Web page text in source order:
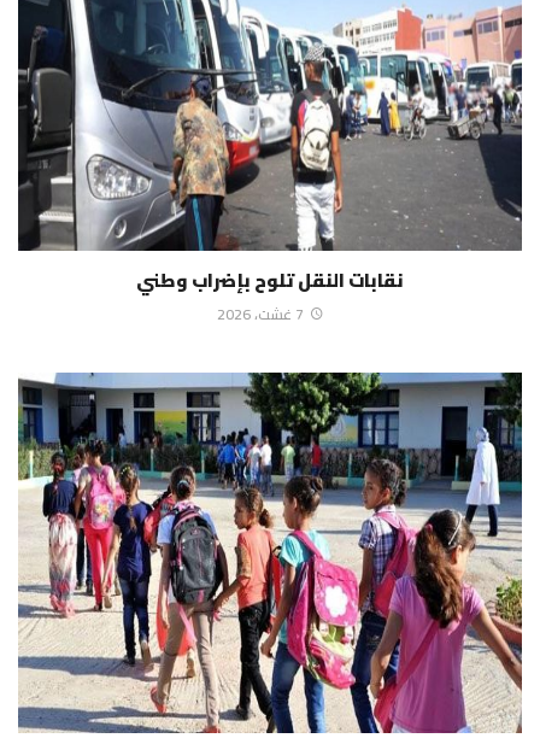
نقابات النقل تلوح بإضراب وطني
7 غشت، 2026